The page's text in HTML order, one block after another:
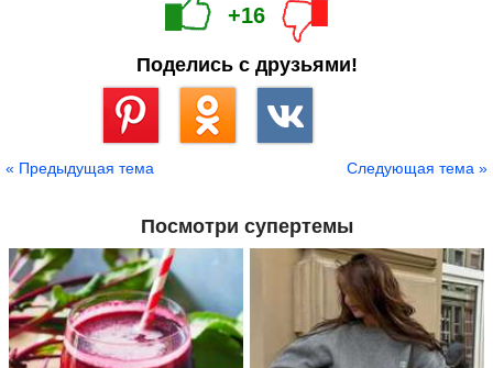
+16
Поделись с друзьями!
« Предыдущая тема Следующая тема »
Посмотри супертемы